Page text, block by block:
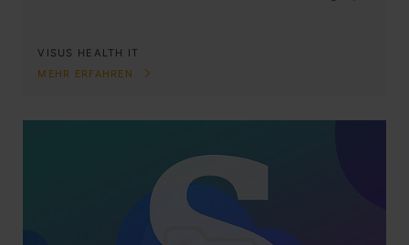
VISUS HEALTH IT
MEHR ERFAHREN